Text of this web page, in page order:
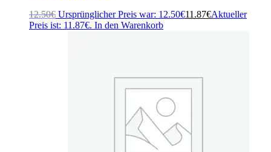
12.50€ Ursprünglicher Preis war: 12.50€11.87€Aktueller
Preis ist: 11.87€. In den Warenkorb